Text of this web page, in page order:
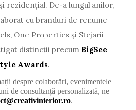
rezidențial. De-a lungul anilor,
cu branduri de renume
One Properties și Stejarii
distincții precum BigSee
Awards.
despre colaborări, evenimentele
de consultanță personalizată, ne
.